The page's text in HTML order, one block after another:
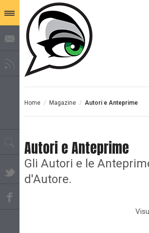
Home / Magazine / Autori e Anteprime
Autori e Anteprime
Gli Autori e le
d'Autore.